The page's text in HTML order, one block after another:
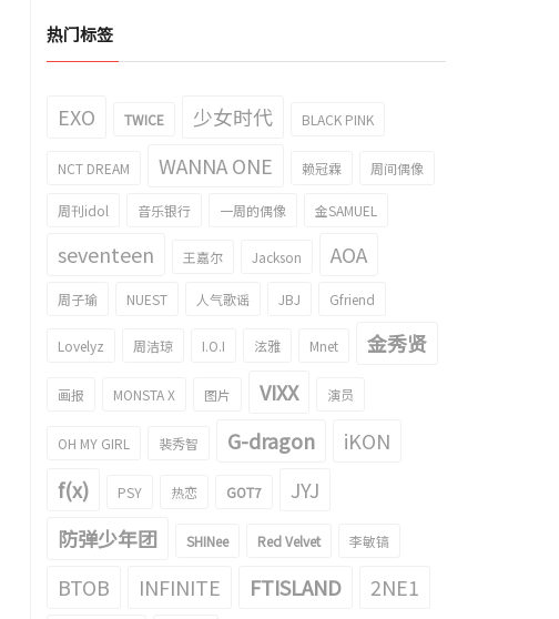
热门标签
EXO TWICE 少女时代 BLACK PINK
NCT DREAM WANNA ONE 赖冠霖 周间偶像
周刊idol 音乐银行 一周的偶像 金SAMUEL
seventeen 王嘉尔 Jackson AOA
周子瑜 NUEST 人气歌谣 JBJ Gfriend
Lovelyz 周洁琼 I.O.I 泫雅 Mnet 金秀贤
画报 MONSTA X 图片 VIXX 演员
OH MY GIRL 裴秀智 G-dragon
iKON
f(x)
PSY 热恋 GOT7
JYJ
防弹少年团
SHINee Red Velvet 李敏镐
BTOB INFINITE FTISLAND
2NE1